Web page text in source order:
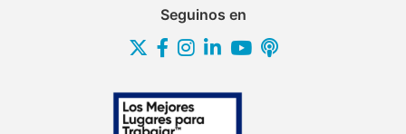
Seguinos en